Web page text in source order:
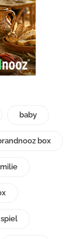
baby
box